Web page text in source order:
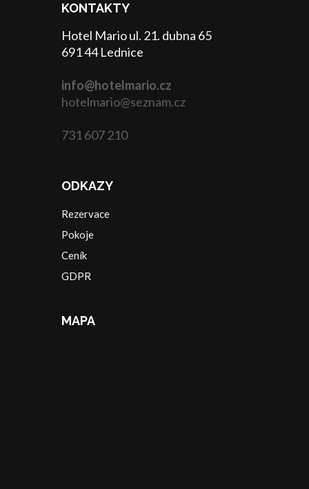
KONTAKTY
Hotel Mario ul. 21. dubna 65
691 44 Lednice
info@hotelmario.cz
hotelmario@seznam.cz
731 607 210
ODKAZY
Rezervace
Pokoje
Ceník
GDPR
MAPA